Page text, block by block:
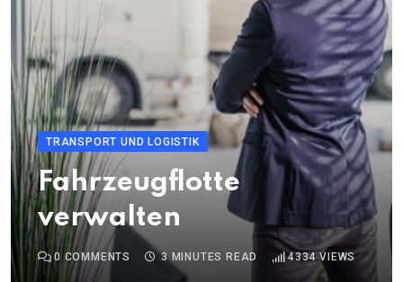
TRANSPORT UND LOGISTIK
Fahrzeugflotte
verwalten
0 COMMENTS 3 MINUTES READ 4334VIEWS